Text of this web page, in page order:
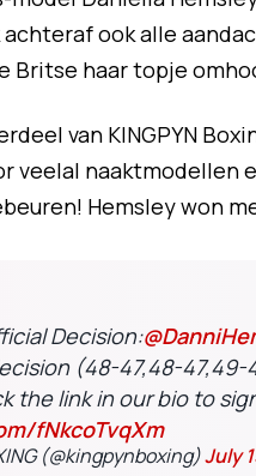
ook alle
Britse haar topje
van KINGPYN
veelal naaktmodellen
Hemsley won
Decision:
(48-47,48-47,49-
the link in our bio to
fNkcoTvqXm
(@kingpynboxing)July